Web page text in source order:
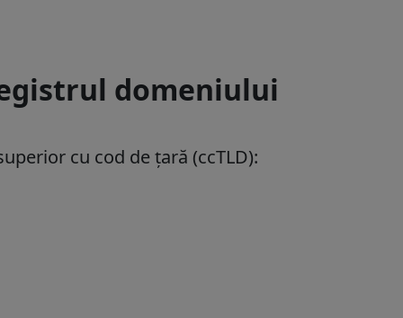
domeniului
cu cod de țară (ccTLD):